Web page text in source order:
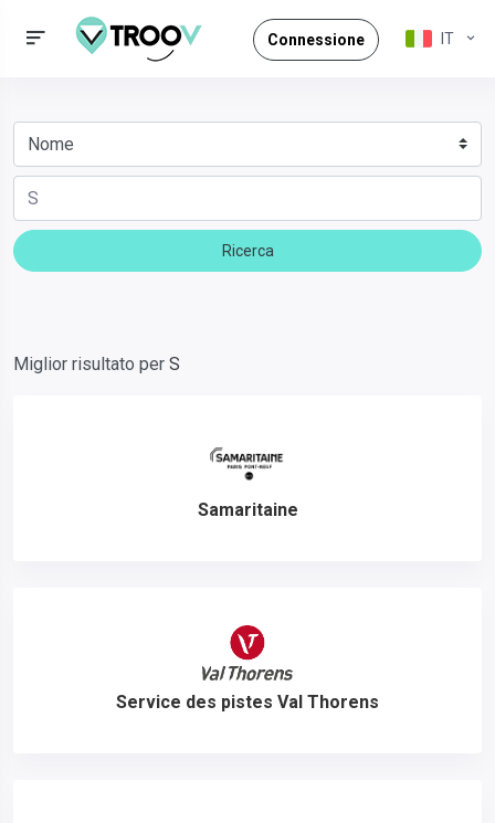
Connessione IT
Ricerca
Miglior risultato per S
Samaritaine
Service des pistes Val Thorens